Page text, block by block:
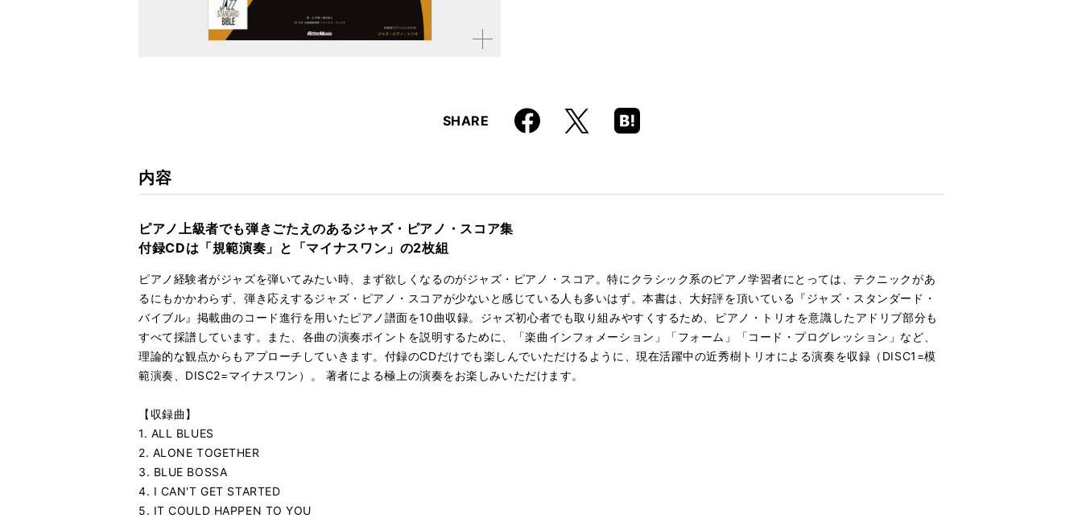
拡大す
SHARE Faceboo
k
X
Hatena
Boo
内容
ピアノ上級者でも弾きごたえのあるジャズ・ピアノ・スコア集
付録CDは「規範演奏」と「マイナスワン」の2枚組
ピアノ経験者がジャズを弾いてみたい時、まず欲しくなるのがジャズ・ピアノ・スコア。特にクラシック系のピアノ学習者にとっては、テクニックがあ
るにもかかわらず、弾き応えするジャズ・ピアノ・スコアが少ないと感じている人も多いはず。本書は、大好評を頂いている『ジャズ・スタンダード・
バイブル』掲載曲のコード進行を用いたピアノ譜面を10曲収録。ジャズ初心者でも取り組みやすくするため、ピアノ・トリオを意識したアドリブ部分も
すべて採譜しています。また、各曲の演奏ポイントを説明するために、「楽曲インフォメーション」「フォーム」「コード・プログレッション」など、
理論的な観点からもアプローチしていきます。付録のCDだけでも楽しんでいただけるように、現在活躍中の近秀樹トリオによる演奏を収録（DISC1=模
範演奏、DISC2=マイナスワン）。 著者による極上の演奏をお楽しみいただけます。
【収録曲】
1. ALL BLUES
2. ALONE TOGETHER
3. BLUE BOSSA
4. I CAN'T GET STARTED
5. IT COULD HAPPEN TO YOU